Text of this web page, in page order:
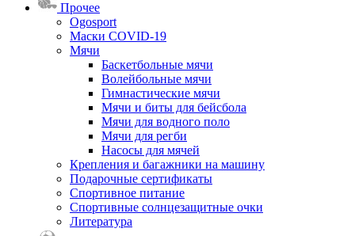
Прочее
Ogosport
Маски COVID-19
Мячи
Баскетбольные мячи
Волейбольные мячи
Гимнастические мячи
Мячи и биты для бейсбола
Мячи для водного поло
Мячи для регби
Насосы для мячей
Крепления и багажники на машину
Подарочные сертификаты
Спортивное питание
Спортивные солнцезащитные очки
Литература